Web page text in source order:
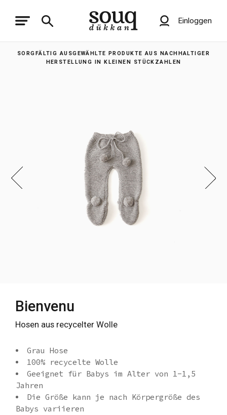
Einloggen
SORGFÄLTIG AUSGEWÄHLTE PRODUKTE AUS NACHHALTIGER
HERSTELLUNG IN KLEINEN STÜCKZAHLEN
Bienvenu
Hosen aus recycelter Wolle
Grau Hose
100% recycelte Wolle
Geeignet für Babys im Alter von 1-1,5
Jahren
Die Größe kann je nach Körpergröße des
Babys variieren